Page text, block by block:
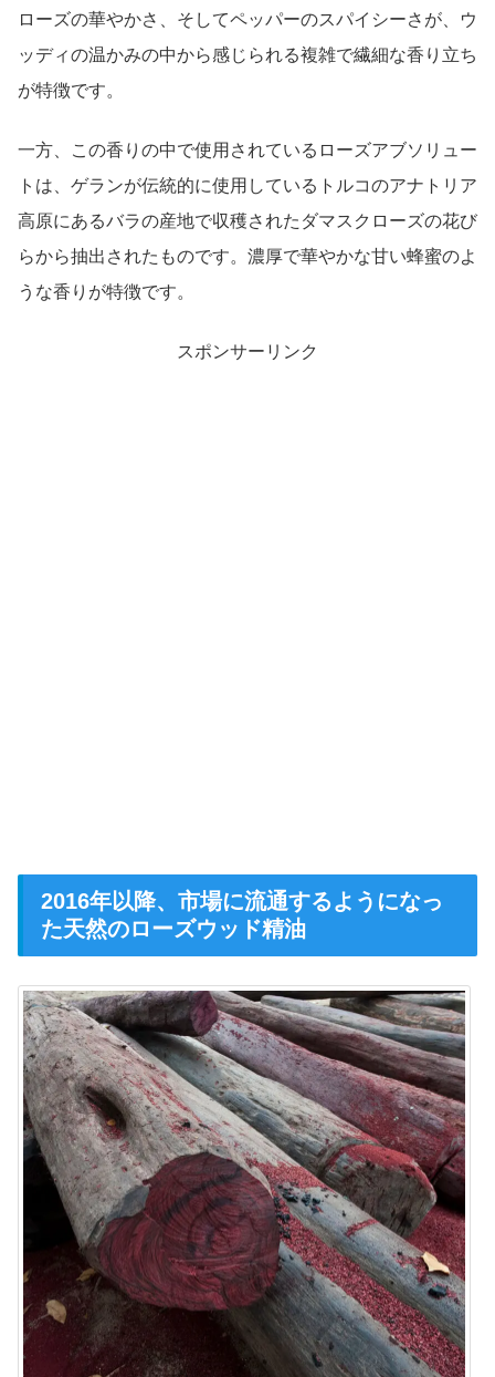
ローズの華やかさ、そしてペッパーのスパイシーさが、ウ
ッディの温かみの中から感じられる複雑で繊細な香り立ち
が特徴です。
一方、この香りの中で使用されている ローズアブソリュー
トは、ゲランが伝統的に使用しているトルコのアナトリア
高原にあるバラの産地で収穫されたダマスクローズの花び
らから抽出されたものです。濃厚で華やかな甘い蜂蜜のよ
うな香りが特徴です。
スポンサーリンク
2016年以降、市場に流通するようになっ
た天然のローズウッド精油